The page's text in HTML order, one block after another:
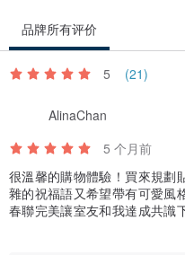
品牌所有评价
5 (21)
AlinaChan
5 个月前
很溫馨的購物體驗！買來規劃
雜的祝福語又希望帶有可愛風
春聯完美讓室友和我達成共識
免折到，店家有先用透明袋